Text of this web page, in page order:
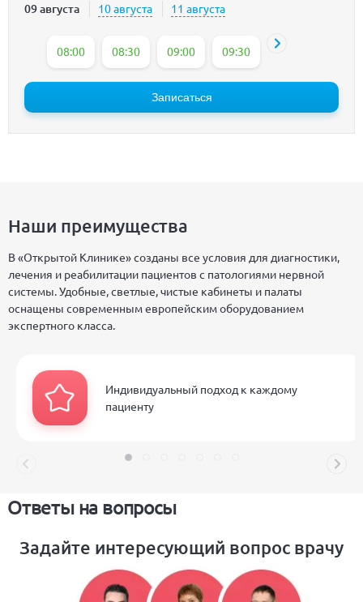
09 августа 10 августа 11 августа
08:00 08:30 09:00 09:30 10:00
Записаться
Ответы на вопросы
Задайте интересующий вопрос врачу
Наши преимущества
В «Открытой Клинике» созданы все условия для диагностики,
лечения и реабилитации пациентов с патологиями нервной
системы. Удобные, светлые, чистые кабинеты и палаты
оснащены современным европейским оборудованием
экспертного класса.
Индивидуальный подход к каждому
пациенту